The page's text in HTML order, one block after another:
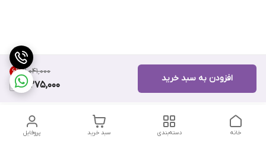
۱۱٬۰۴۱٬۰۰۰ 6%
10,275,000
افزودن به سبد خرید
پروفایل سبد خرید دسته‌بندی خانه